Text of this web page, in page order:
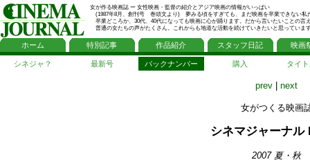
女が作る映画誌 ー 女性映画・監督の紹介とアジア映画の情報がいっぱい
(1987年8月、創刊号 巻頭文より) 夢みる頃をすぎても、まだ映画を卒業できない私
卒業どころか、30代、40代になっても映画に心が踊ります。だから言いたいことの言
普通の女たちの声がたくさん。これからも地道な活動を続けていきたいと思っていま
ホーム 特別記事 作品紹介 スタッフ日記 映画
シネジャ？ 最新号 バックナンバー 購入 タイ
prev |next
女がつくる映画
シネマジャーナル
2007 夏・秋